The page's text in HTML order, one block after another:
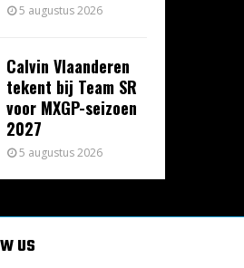
5 augustus 2026
Calvin Vlaanderen
tekent bij Team SR
voor MXGP-seizoen
2027
5 augustus 2026
US